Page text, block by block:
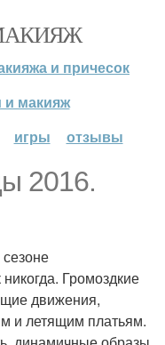
и причесок
и макияж
игры отзывы
2016.
Громоздкие
движения,
и летящим платьям.